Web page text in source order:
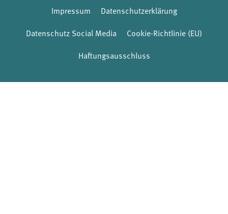
Impressum
Datenschutzerklärung
Datenschutz Social Media
Cookie-Richtlinie (EU)
Haftungsausschluss